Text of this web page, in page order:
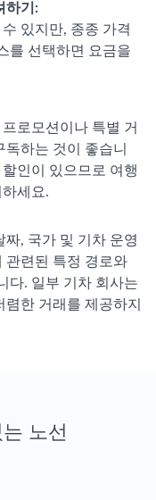
하기:
있지만, 종종 가격
를 선택하면 요금을
로모션이나 특별 거
하는 것이 좋습니
인이 있으므로 여행
세요.
, 국가 및 기차 운영
관련된 특정 경로와
다. 일부 기차 회사는
한 거래를 제공하지
노선